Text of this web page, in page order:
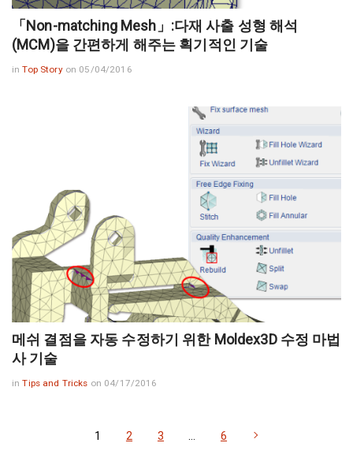
「Non-matching Mesh」:다재 사출 성형 해석
(MCM)을 간편하게 해주는 획기적인 기술
inTop Story on 05/04/2016
메쉬 결점을 자동 수정하기 위한 Moldex3D 수정 마법
사 기술
inTips and Tricks on 04/17/2016
1 2 3 6